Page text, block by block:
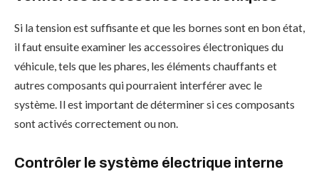
Si la tension est suffisante et que les bornes sont en bon état,
il faut ensuite examiner les accessoires électroniques du
véhicule, tels que les phares, les éléments chauffants et
autres composants qui pourraient interférer avec le
système. Il est important de déterminer si ces composants
sont activés correctement ou non.
Contrôler le système électrique interne